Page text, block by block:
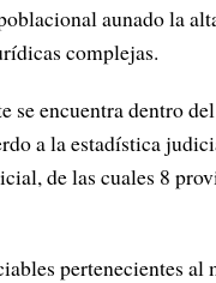
aunado la
complejas.
se encuentra dentro
a la estadística
de las cuales 8
pertenecientes